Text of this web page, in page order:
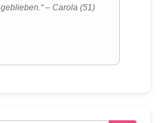
geblieben.“ – Carola (51)